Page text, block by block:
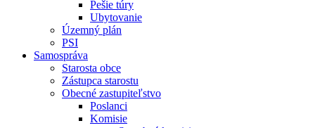
Pešie túry
Ubytovanie
Územný plán
PSI
Samospráva
Starosta obce
Zástupca starostu
Obecné zastupiteľstvo
Poslanci
Komisie